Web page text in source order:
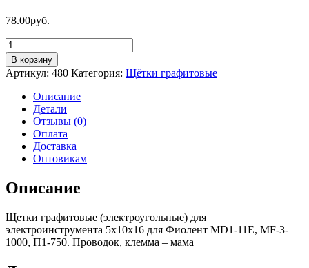
78.00руб.
Количество
товара
Щетки
графитовые
5х10х16
Фиолент
MD1-
11E,
MF-
1000,
П1-
Проводок,
клемма
-
В корзину
Артикул: 480 Категория: Щётки графитовые
Описание
Детали
Отзывы (0)
Оплата
Доставка
Оптовикам
Описание
Щетки графитовые (электроугольные) для
электроинструмента 5х10х16 для Фиолент MD1-11E, MF-3-
1000, П1-750. Проводок, клемма – мама